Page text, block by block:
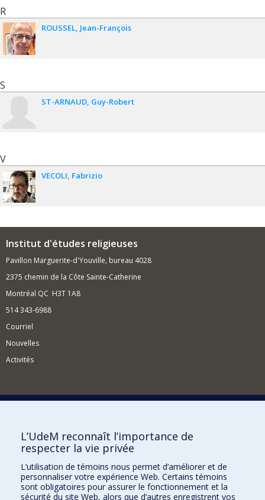
R
ROUSSEL Jean-François
S
ST-ARNAUD Guy-Robert
V
VECOLI Fabrizio
Institut d'études religieuses
Pavillon Marguerite-d'Youville, bureau 4028
2375 chemin de la Côte Sainte-Catherine
Montréal QC H3T 1A8
514 343-6988
Courriel
Nouvelles
Activités
Comment soutenir l'Institut?
BESOIN D'AIDE?
Plan du site
Signaler une erreur
L’UdeM reconnaît l’importance de
respecter la vie privée
L’utilisation de témoins nous permet d’améliorer et de
personnaliser votre expérience Web. Certains témoins
sont obligatoires pour assurer le fonctionnement et la
sécurité du site Web, alors que d’autres enregistrent vos